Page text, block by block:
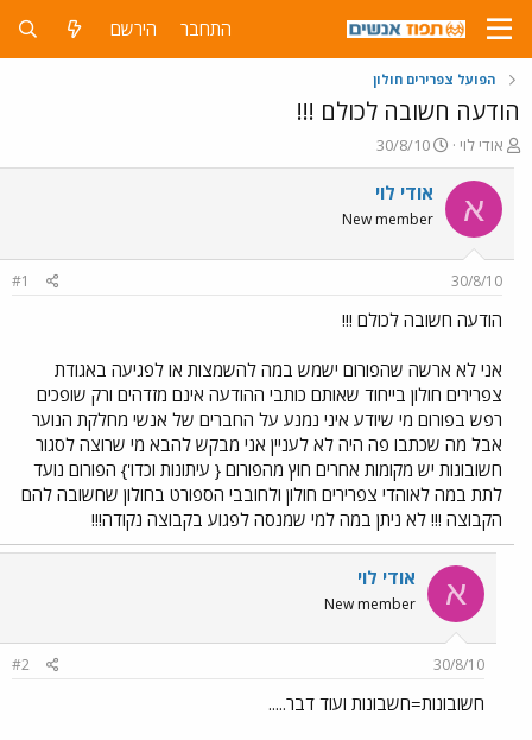
התחבר הירשם
הפועל צפרירים חולון
הודעה חשובה לכולם !!!
פ
ו
ת
ח
ה
ו
ש
א
אודי לוי
פ
ו
ר
ם
ר
30/8/10
א אודי לוי
New member
30/8/10
#1
הודעה חשובה לכולם !!!
אני לא ארשה שהפורום ישמש במה להשמצות או לפגיעה באגודת
צפרירים חולון בייחוד שאותם כותבי ההודעה אינם מזדהים ורק שופכים
רפש בפורום מי שיודע איני נמנע על החברים של אנשי מחלקת הנוער
אבל מה שכתבו פה היה לא לעניין אני מבקש להבא מי שרוצה לסגור
חשובונות יש מקומות אחרים חוץ מהפורום { עיתונות וכדו'} הפורום נועד
לתת במה לאוהדי צפרירים חולון ולחובבי הספורט בחולון שחשובה להם
הקבוצה !!! לא ניתן במה למי שמנסה לפגוע בקבוצה נקודה!!!
א אודי לוי
New member
30/8/10
#2
חשובונות=חשבונות ועוד דבר.....